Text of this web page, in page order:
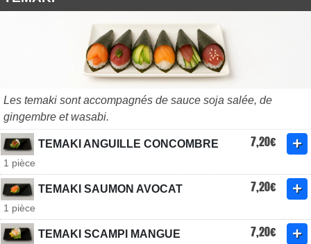
Les temaki sont accompagnés de sauce soja salée, de
gingembre et wasabi.
TEMAKI ANGUILLE CONCOMBRE 7,20€
1 pièce
TEMAKI SAUMON AVOCAT 7,20€
1 pièce
TEMAKI SCAMPI MANGUE 7,20€